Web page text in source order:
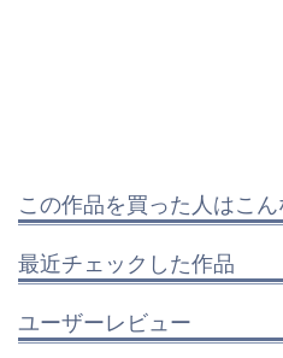
この作品を買った人はこ
最近チェックした作品
ユーザーレビュー